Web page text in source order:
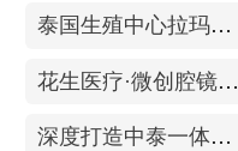
泰国生殖中心拉玛3-更高成功率的保障-治愈系的医院环境
花生医疗·微创腔镜中心
深度打造中泰一体化医疗体系！花生医疗中国专家团赴泰考察交流